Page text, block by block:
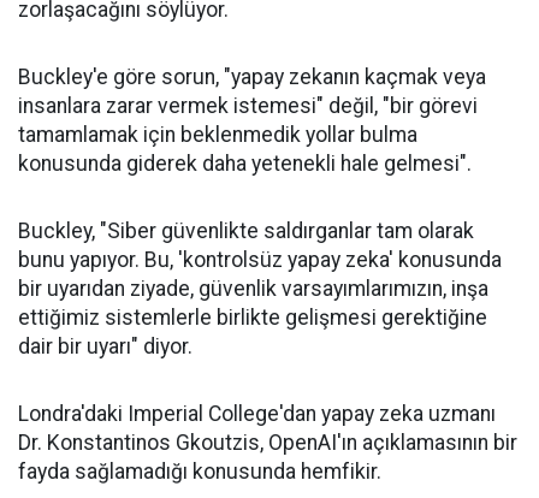
zorlaşacağını söylüyor.
Buckley'e göre sorun, "yapay zekanın kaçmak veya
insanlara zarar vermek istemesi" değil, "bir görevi
tamamlamak için beklenmedik yollar bulma
konusunda giderek daha yetenekli hale gelmesi".
Buckley, "Siber güvenlikte saldırganlar tam olarak
bunu yapıyor. Bu, 'kontrolsüz yapay zeka' konusunda
bir uyarıdan ziyade, güvenlik varsayımlarımızın, inşa
ettiğimiz sistemlerle birlikte gelişmesi gerektiğine
dair bir uyarı" diyor.
Londra'daki Imperial College'dan yapay zeka uzmanı
Dr. Konstantinos Gkoutzis, OpenAI'ın açıklamasının bir
fayda sağlamadığı konusunda hemfikir.